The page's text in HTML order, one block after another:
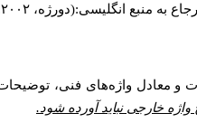
ارجاع به منبع انگلیسی:(دورژه، ۲۰۰۲: ۳۲۶-۳۲۷)
و معادل واژه‌های فنی،
واژه خارجی نباید آورده شود.